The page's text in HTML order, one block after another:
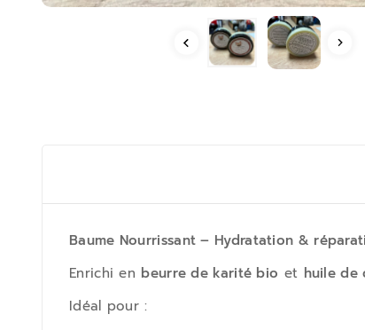
Baume Nourrissant – Hydratation &
Enrichi en beurre de karité bio et huile de
Idéal pour :